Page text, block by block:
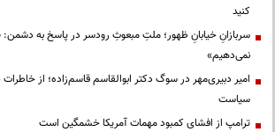
کنید
سربازانِ خیابانِ ظهور؛ ملتِ مبعوثِ رودسر در پاسخ به دشمن:
نمی‌دهیم»
امیر دبیری‌مهر در سوگ دکتر ابوالقاسم قاسم‌زاده؛ از
سیاست
ترامپ از افشای کمبود مهمات آمریکا خشمگین است